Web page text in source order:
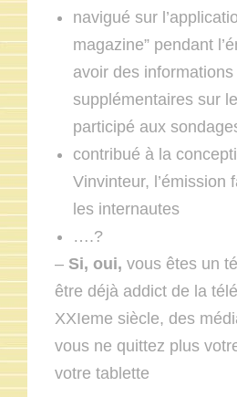
navigué sur
magazine” pendant
avoir des informations
supplémentaires sur
participé aux
contribué à la
Vinvinteur, l’émission
les internautes
….?
– Si, oui, vous êtes un
être déjà addict de la
XXIeme siècle, des
vous ne quittez plus
votre tablette